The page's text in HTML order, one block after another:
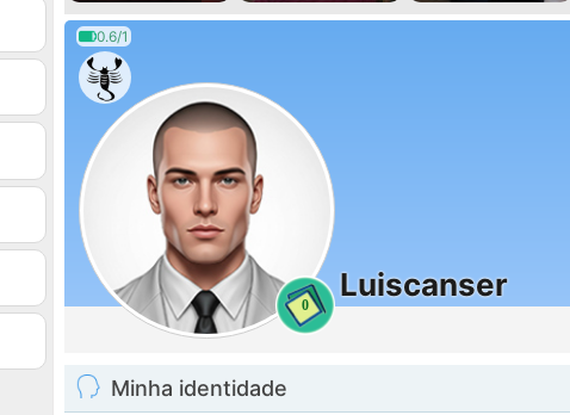
0.6/1
0
Luiscanser
Minha identidade